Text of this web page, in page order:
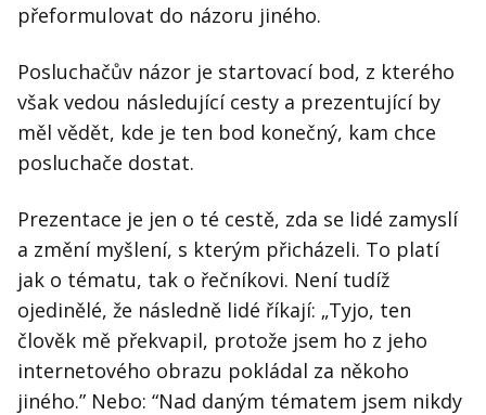
přeformulovat do názoru jiného.
Posluchačův názor je startovací bod, z kterého
však vedou následující cesty a prezentující by
měl vědět, kde je ten bod konečný, kam chce
posluchače dostat.
Prezentace je jen o té cestě, zda se lidé zamyslí
a změní myšlení, s kterým přicházeli. To platí
jak o tématu, tak o řečníkovi. Není tudíž
ojedinělé, že následně lidé říkají: „Tyjo, ten
člověk mě překvapil, protože jsem ho z jeho
internetového obrazu pokládal za někoho
jiného.” Nebo: “Nad daným tématem jsem nikdy